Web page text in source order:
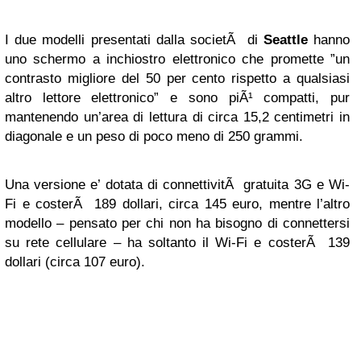
I due modelli presentati dalla societÃ di Seattlehanno
uno schermo a inchiostro elettronico che promette ”un
contrasto migliore del 50 per cento rispetto a qualsiasi
altro lettore elettronico” e sono piÃ¹ compatti, pur
mantenendo un’area di lettura di circa 15,2 centimetri in
diagonale e un peso di poco meno di 250 grammi.
Una versione e’ dotata di connettivitÃ gratuita 3G e Wi-
Fi e costerÃ 189 dollari, circa 145 euro, mentre l’altro
modello – pensato per chi non ha bisogno di connettersi
su rete cellulare – ha soltanto il Wi-Fi e costerÃ 139
dollari (circa 107 euro).